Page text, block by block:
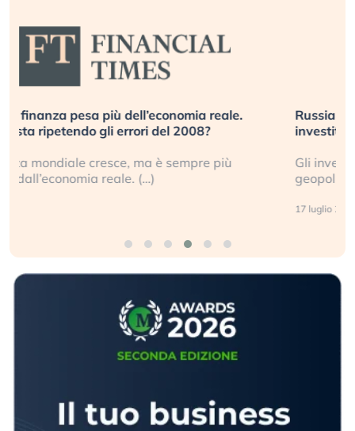
Russia e Cina pronti a spegnere Starlink. Gli
investitori stanno sottovalutando il rischio?
Gli investitori tech continuano a ignorare il rischio
geopolitico: il (…)